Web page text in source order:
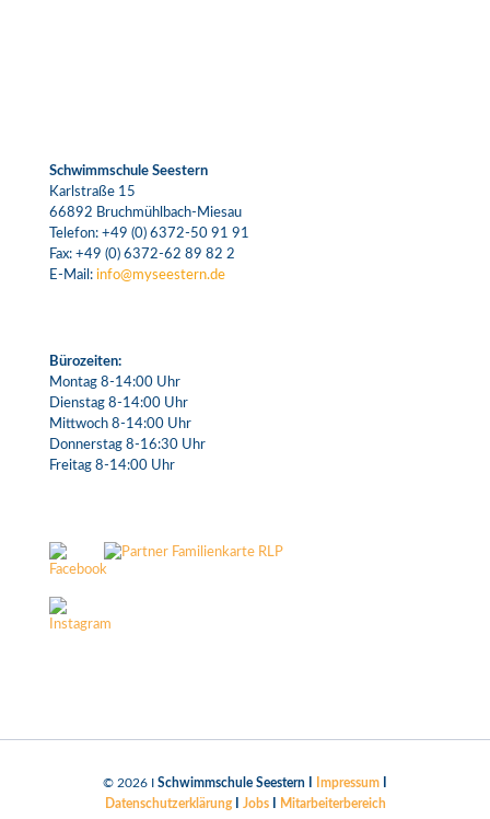
Schwimmschule Seestern
Karlstraße 15
66892 Bruchmühlbach-Miesau
Telefon: +49 (0) 6372-50 91 91
Fax: +49 (0) 6372-62 89 82 2
E-Mail: info@myseestern.de
Bürozeiten:
Montag 8-14:00 Uhr
Dienstag 8-14:00 Uhr
Mittwoch 8-14:00 Uhr
Donnerstag 8-16:30 Uhr
Freitag 8-14:00 Uhr
© 2026 I Schwimmschule Seestern I Impressum
DatenschutzerklärungI JobsI Mitarbeiterbereich